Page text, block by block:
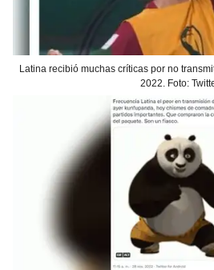
Latina recibió muchas críticas por no
2022. Foto: